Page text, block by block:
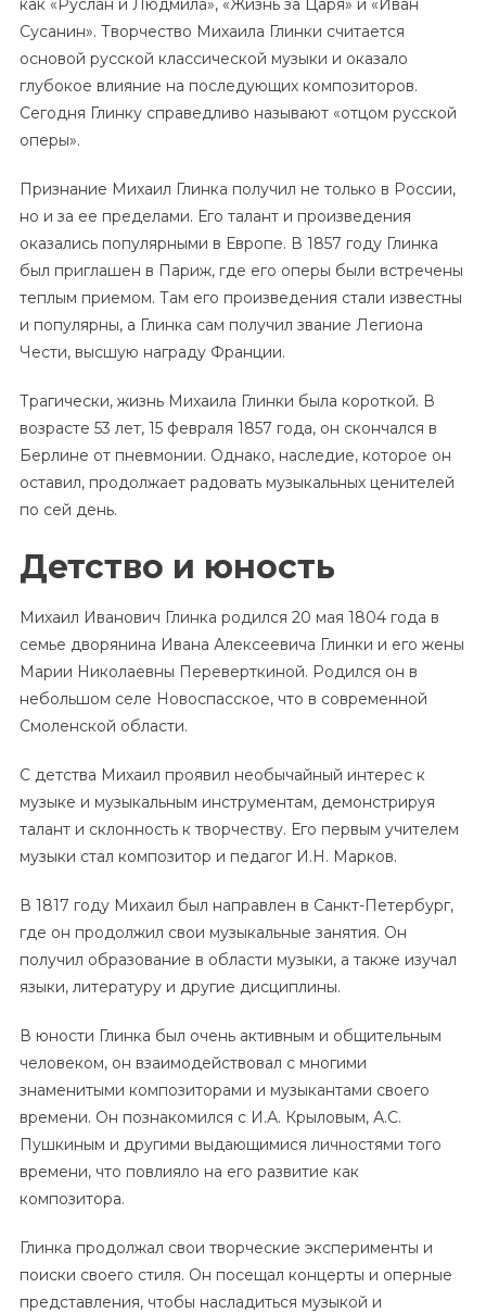
как «Руслан и Людмила», «Жизнь за Царя» и «Иван
Сусанин». Творчество Михаила Глинки считается
основой русской классической музыки и оказало
глубокое влияние на последующих композиторов.
Сегодня Глинку справедливо называют «отцом русской
оперы».
Признание Михаил Глинка получил не только в России,
но и за ее пределами. Его талант и произведения
оказались популярными в Европе. В 1857 году Глинка
был приглашен в Париж, где его оперы были встречены
теплым приемом. Там его произведения стали известны
и популярны, а Глинка сам получил звание Легиона
Чести, высшую награду Франции.
Трагически, жизнь Михаила Глинки была короткой. В
возрасте 53 лет, 15 февраля 1857 года, он скончался в
Берлине от пневмонии. Однако, наследие, которое он
оставил, продолжает радовать музыкальных ценителей
по сей день.
Детство и юность
Михаил Иванович Глинка родился 20 мая 1804 года в
семье дворянина Ивана Алексеевича Глинки и его жены
Марии Николаевны Переверткиной. Родился он в
небольшом селе Новоспасское, что в современной
Смоленской области.
С детства Михаил проявил необычайный интерес к
музыке и музыкальным инструментам, демонстрируя
талант и склонность к творчеству. Его первым учителем
музыки стал композитор и педагог И.Н. Марков.
В 1817 году Михаил был направлен в Санкт-Петербург,
где он продолжил свои музыкальные занятия. Он
получил образование в области музыки, а также изучал
языки, литературу и другие дисциплины.
В юности Глинка был очень активным и общительным
человеком, он взаимодействовал с многими
знаменитыми композиторами и музыкантами своего
времени. Он познакомился с И.А. Крыловым, А.С.
Пушкиным и другими выдающимися личностями того
времени, что повлияло на его развитие как
композитора.
Глинка продолжал свои творческие эксперименты и
поиски своего стиля. Он посещал концерты и оперные
представления, чтобы насладиться музыкой и